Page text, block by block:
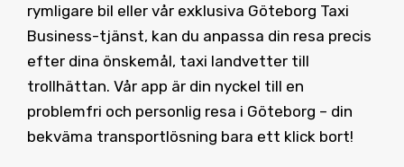
rymligare bil eller vår exklusiva Göteborg Taxi
Business-tjänst, kan du anpassa din resa precis
efter dina önskemål, taxi landvetter till
trollhättan. Vår app är din nyckel till en
problemfri och personlig resa i Göteborg – din
bekväma transportlösning bara ett klick bort!